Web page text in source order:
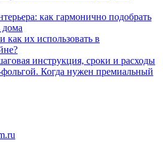
как гармонично подобрать
дома
как их использовать в
инструкция, сроки и расходы
Когда нужен премиальный